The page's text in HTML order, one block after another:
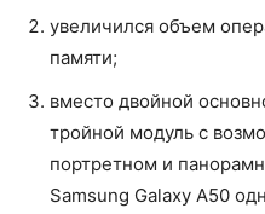
увеличился объем
памяти;
вместо двойной
тройной модуль с
портретном и
Samsung Galaxy A50